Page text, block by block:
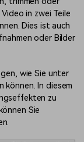
in zwei Teile
Dies ist auch
oder Bilder
wie Sie unter
können. In diesem
zu
Sie